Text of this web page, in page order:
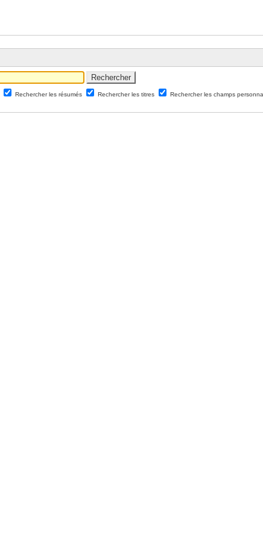
Rechercher les résumés Rechercher les titres Rechercher les champs